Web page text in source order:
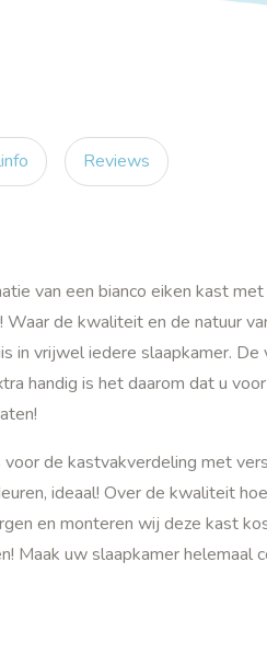
Reviews
van een bianco eiken kast
de kwaliteit en de natuur
in vrijwel iedere slaapkamer. De
handig is het daarom dat u
de kastvakverdeling met
ideaal! Over de kwaliteit
en monteren wij deze kast
Maak uw slaapkamer helemaal